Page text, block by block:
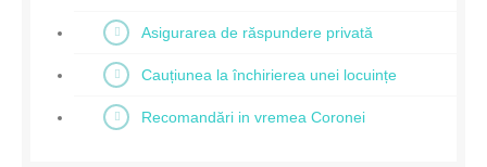
Asigurarea de răspundere privată
Cauțiunea la închirierea unei locuințe
Recomandări in vremea Coronei